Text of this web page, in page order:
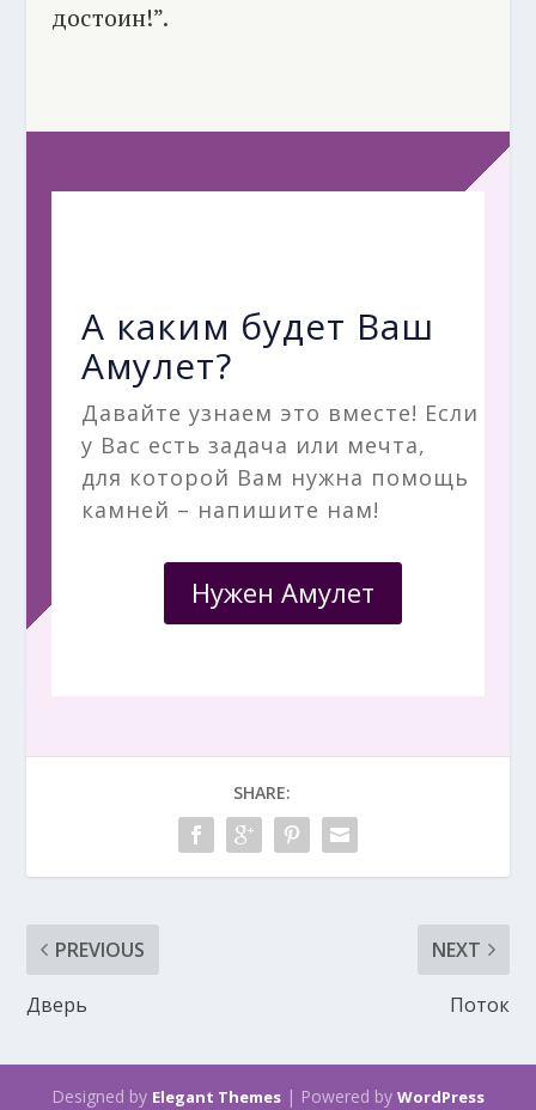
достоин!”.
А каким будет Ваш
Амулет?
Давайте узнаем это вместе! Если
у Вас есть задача или мечта,
для которой Вам нужна помощь
камней – напишите нам!
Нужен Амулет
SHARE:
PREVIOUS
Дверь
NEXT
Поток
Designed by Elegant Themes | Powered by WordPress